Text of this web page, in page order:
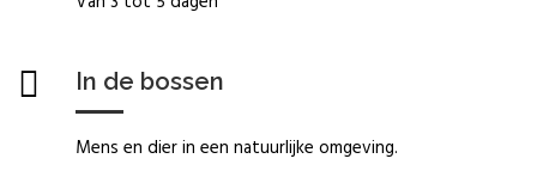
In de bossen
Mens en dier in een natuurlijke omgeving.